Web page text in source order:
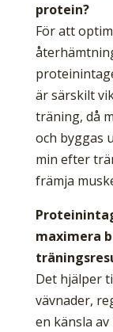
protein?
För att
är särskilt
träning, då
och byggas
min efter
främja
maximera
Det hjälper
vävnader,
en känsla